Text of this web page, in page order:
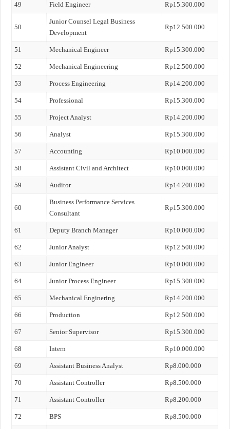
49 Field Engineer Rp15.300.000
50
Junior Counsel Legal Business
Development
Rp12.500.000
51 Mechanical Engineer Rp15.300.000
52 Mechanical Engineering Rp12.500.000
53 Process Engineering Rp14.200.000
54 Professional Rp15.300.000
55 Project Analyst Rp14.200.000
56 Analyst Rp15.300.000
57 Accounting Rp10.000.000
58 Assistant Civil and Architect Rp10.000.000
59 Auditor Rp14.200.000
60
Business Performance Services
Consultant
Rp15.300.000
61 Deputy Branch Manager Rp10.000.000
62 Junior Analyst Rp12.500.000
63 Junior Engineer Rp10.000.000
64 Junior Process Engineer Rp15.300.000
65 Mechanical Enginering Rp14.200.000
66 Production Rp12.500.000
67 Senior Supervisor Rp15.300.000
68 Intern Rp10.000.000
69 Assistant Business Analyst Rp8.000.000
70 Assistant Controller Rp8.500.000
71 Assistant Controller Rp8.200.000
72 BPS Rp8.500.000